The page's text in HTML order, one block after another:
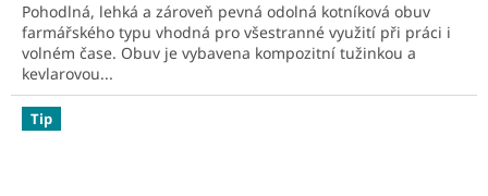
Pohodlná, lehká a zároveň pevná odolná kotníková obuv
farmářského typu vhodná pro všestranné využití při práci i
volném čase. Obuv je vybavena kompozitní tužinkou a
kevlarovou...
Tip